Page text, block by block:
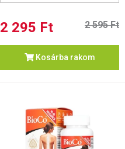
2 295 Ft 2 595 Ft
Kosárba rakom